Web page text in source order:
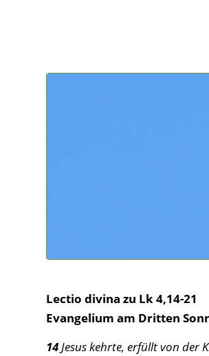
Lectio divina zu Lk 4,14-21
Evangelium am Dritten
14Jesus kehrte, erfüllt von der